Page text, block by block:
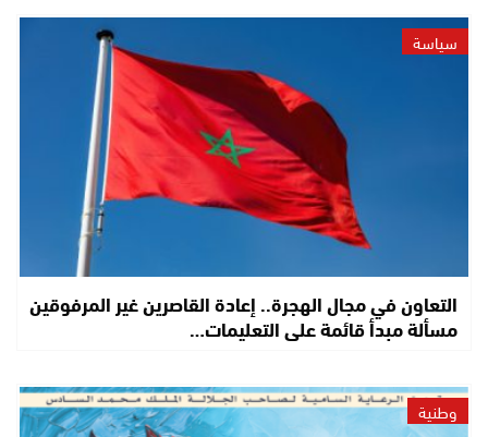
سياسة
التعاون في مجال الهجرة.. إعادة القاصرين غير المرفوقين
مسألة مبدأ قائمة على التعليمات…
وطنية